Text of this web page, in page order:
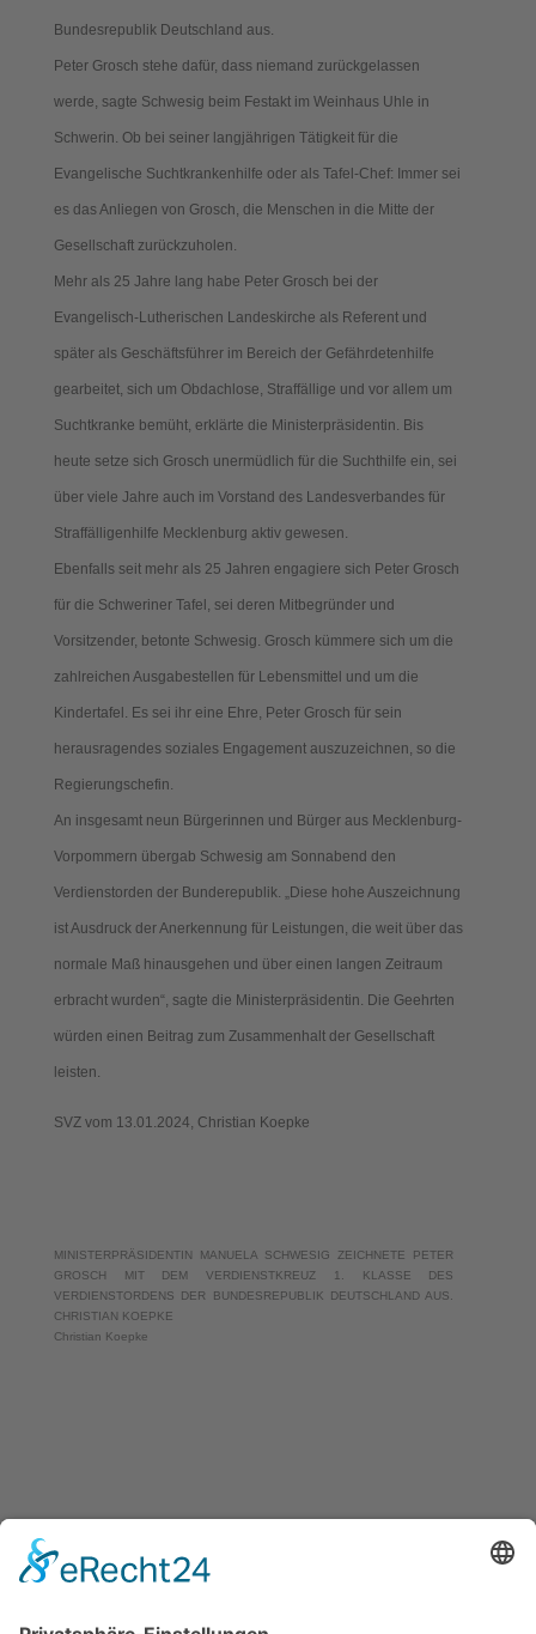
Bundesrepublik Deutschland aus.
Peter Grosch stehe dafür, dass niemand zurückgelassen
werde, sagte Schwesig beim Festakt im Weinhaus Uhle in
Schwerin. Ob bei seiner langjährigen Tätigkeit für die
Evangelische Suchtkrankenhilfe oder als Tafel-Chef: Immer sei
es das Anliegen von Grosch, die Menschen in die Mitte der
Gesellschaft zurückzuholen.
Mehr als 25 Jahre lang habe Peter Grosch bei der
Evangelisch-Lutherischen Landeskirche als Referent und
später als Geschäftsführer im Bereich der Gefährdetenhilfe
gearbeitet, sich um Obdachlose, Straffällige und vor allem um
Suchtkranke bemüht, erklärte die Ministerpräsidentin. Bis
heute setze sich Grosch unermüdlich für die Suchthilfe ein, sei
über viele Jahre auch im Vorstand des Landesverbandes für
Straffälligenhilfe Mecklenburg aktiv gewesen.
Ebenfalls seit mehr als 25 Jahren engagiere sich Peter Grosch
für die Schweriner Tafel, sei deren Mitbegründer und
Vorsitzender, betonte Schwesig. Grosch kümmere sich um die
zahlreichen Ausgabestellen für Lebensmittel und um die
Kindertafel. Es sei ihr eine Ehre, Peter Grosch für sein
herausragendes soziales Engagement auszuzeichnen, so die
Regierungschefin.
An insgesamt neun Bürgerinnen und Bürger aus Mecklenburg-
Vorpommern übergab Schwesig am Sonnabend den
Verdienstorden der Bunderepublik. „Diese hohe Auszeichnung
ist Ausdruck der Anerkennung für Leistungen, die weit über das
normale Maß hinausgehen und über einen langen Zeitraum
erbracht wurden“, sagte die Ministerpräsidentin. Die Geehrten
würden einen Beitrag zum Zusammenhalt der Gesellschaft
leisten.
SVZ vom 13.01.2024, Christian Koepke
MINISTERPRÄSIDENTIN MANUELA SCHWESIG ZEICHNETE PETER
GROSCH MIT DEM VERDIENSTKREUZ 1. KLASSE DES
VERDIENSTORDENS DER BUNDESREPUBLIK DEUTSCHLAND AUS.
CHRISTIAN KOEPKE
Christian Koepke